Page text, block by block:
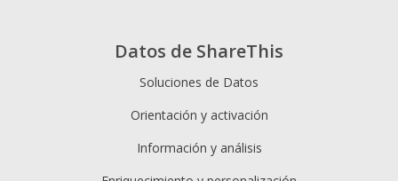
Datos de ShareThis
Soluciones de Datos
Orientación y activación
Información y análisis